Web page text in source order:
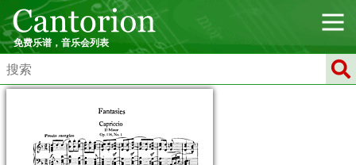
免费乐谱，音乐会列表